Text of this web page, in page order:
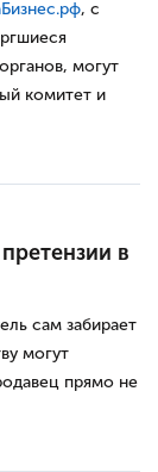
, с
могут
комитет и
в
сам забирает
могут
прямо не